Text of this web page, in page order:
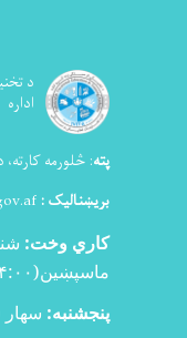
د
اداره
پته: څلورمه
بریښنالیک :
کاري وخت:
ماسپښین(
پنجشنبه: سهار (۰۸:۰۰) تر ماسپښین